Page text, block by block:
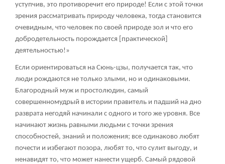
уступчив, это противоречит его природе! Если с этой точки
зрения рассматривать природу человека, тогда становится
очевидным, что человек по своей природе зол и что его
добродетельность порождается [практической]
деятельностью!»
Если ориентироваться на Сюнь-цзы, получается так, что
люди рождаются не только злыми, но и одинаковыми.
Благородный муж и простолюдин, самый
совершенномудрый в истории правитель и падший на дно
разврата негодяй начинали с одного и того же уровня. Все
начинают жизнь равными людьми с точки зрения
способностей, знаний и положения; все одинаково любят
почести и избегают позора, любят то, что сулит выгоду, и
ненавидят то, что может нанести ущерб. Самый рядовой